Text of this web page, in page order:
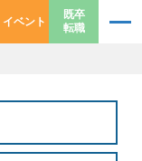
イベント
既卒
転職